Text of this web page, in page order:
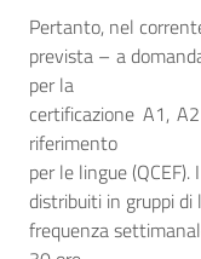
Pertanto, nel
prevista – a
per la
certificazione A1,
riferimento
per le lingue
distribuiti in gruppi
frequenza